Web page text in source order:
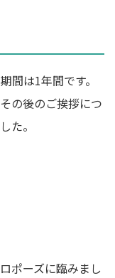
間は1年間です。
の後のご挨拶につ
た。
ポーズに臨みまし